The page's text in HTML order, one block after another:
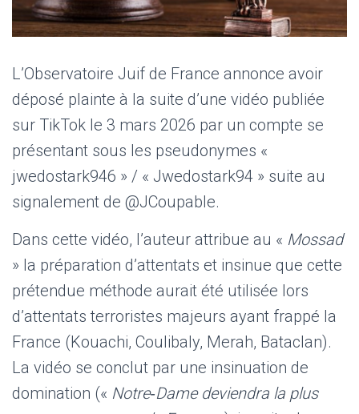
L’Observatoire Juif de France annonce avoir
déposé plainte à la suite d’une vidéo publiée
sur TikTok le 3 mars 2026 par un compte se
présentant sous les pseudonymes «
jwedostark946 » / « Jwedostark94 » suite au
signalement de @JCoupable.
Dans cette vidéo, l’auteur attribue au « Mossad
» la préparation d’attentats et insinue que cette
prétendue méthode aurait été utilisée lors
d’attentats terroristes majeurs ayant frappé la
France (Kouachi, Coulibaly, Merah, Bataclan).
La vidéo se conclut par une insinuation de
domination (« Notre‑Dame deviendra la plus